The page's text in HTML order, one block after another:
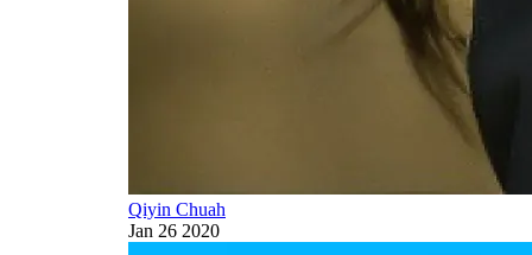
Qiyin Chuah
Jan 26 2020